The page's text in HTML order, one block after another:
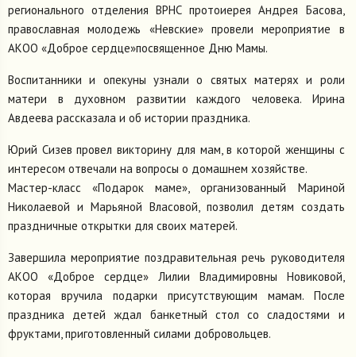
регионального отделения ВРНС протоиерея Андрея Басова,
православная молодежь «Невские» провели мероприятие в
АКОО «Доброе сердце»посвященное Дню Мамы.
Воспитанники и опекуны узнали о святых матерях и роли
матери в духовном развитии каждого человека. Ирина
Авдеева рассказала и об истории праздника.
Юрий Сизев провел викторину для мам, в которой женщины с
интересом отвечали на вопросы о домашнем хозяйстве.
Мастер-класс «Подарок маме», организованный Мариной
Николаевой и Марьяной Власовой, позволил детям создать
праздничные открытки для своих матерей.
Завершила мероприятие поздравительная речь руководителя
АКОО «Доброе сердце» Лилии Владимировны Новиковой,
которая вручила подарки присутствующим мамам. После
праздника детей ждал банкетный стол со сладостями и
фруктами, приготовленный силами добровольцев.